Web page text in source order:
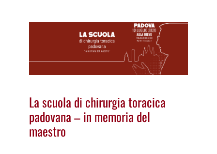
La scuola di chirurgia toracica
padovana – in memoria del
maestro